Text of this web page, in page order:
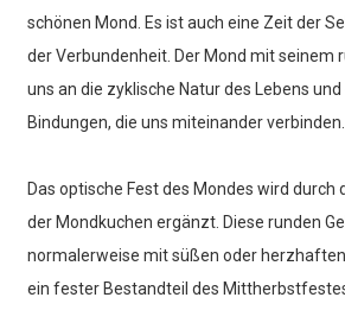
schönen Mond. Es ist auch eine Zeit der
der Verbundenheit. Der Mond mit seinem
uns an die zyklische Natur des Lebens
Bindungen, die uns miteinander verbinden.
Das optische Fest des Mondes wird durch
der Mondkuchen ergänzt. Diese runden
normalerweise mit süßen oder
ein fester Bestandteil des